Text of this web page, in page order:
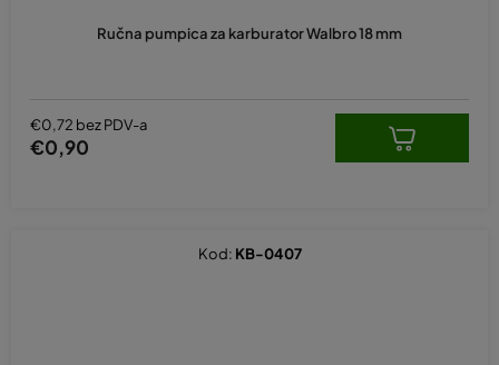
Ručna pumpica za karburator Walbro 18 mm
€0,72 bez PDV-a
€0,90
Kod: KB-0407